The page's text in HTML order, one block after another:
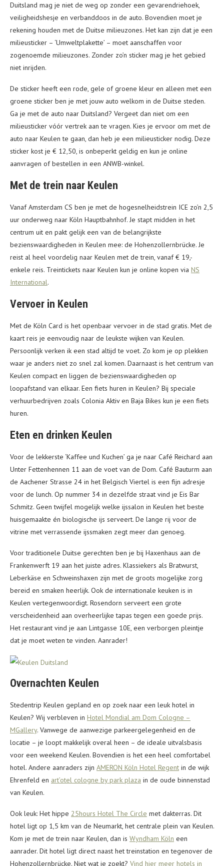
Duitsland mag je niet de weg op zonder een gevarendriehoek,
veiligheidshesje en verbanddoos in de auto. Bovendien moet je
rekening houden met de Duitse milieuzones. Het kan zijn dat je een
milieusticker – ‘Umweltplakette’ – moet aanschaffen voor
zogenoemde milieuzones. Zonder zo’n sticker mag je het gebied
niet inrijden.
De sticker heeft een rode, gele of groene kleur en alleen met een
groene sticker ben je met jouw auto welkom in de Duitse steden.
Ga je met de auto naar Duitsland? Vergeet dan niet om een
milieusticker vóór vertrek aan te vragen. Kies je ervoor om met de
auto naar Keulen te gaan, dan heb je een milieusticker nodig. Deze
sticker kost je € 12,50, is onbeperkt geldig en kun je online
aanvragen of bestellen in een ANWB-winkel.
Met de trein naar Keulen
Vanaf Amsterdam CS ben je met de hogesnelheidstrein ICE zo’n 2,5
uur onderweg naar Köln Hauptbahnhof. Je stapt midden in het
centrum uit en pakt gelijk een van de belangrijkste
bezienswaardigheden in Keulen mee: de Hohenzollernbrücke. Je
reist al heel voordelig naar Keulen met de trein, vanaf € 19,-
enkele reis. Treintickets naar Keulen kun je online kopen via NS
International.
Vervoer in Keulen
Met de Köln Card is het openbaar vervoer in de stad gratis. Met de
kaart reis je eenvoudig naar de leukste wijken van Keulen.
Persoonlijk verken ik een stad altijd te voet. Zo kom je op plekken
waar je anders niet zo snel zal komen. Daarnaast is het centrum van
Keulen compact en liggen de bezienswaardigheden op
loopafstand van elkaar. Een fiets huren in Keulen? Bij speciale
verhuurbedrijven zoals Colonia Aktiv en Baja Bikes kun je een fiets
huren.
Eten en drinken Keulen
Voor de lekkerste ‘Kaffee und Kuchen’ ga je naar Café Reichard aan
Unter Fettenhennen 11 aan de voet van de Dom. Café Bauturm aan
de Aachener Strasse 24 in het Belgisch Viertel is een fijn adresje
voor de lunch. Op nummer 34 in dezelfde straat vind je Eis Bar
Schmitz. Geen twijfel mogelijk welke ijssalon in Keulen het beste
huisgemaakte én biologische ijs serveert. De lange rij voor de
vitrine met verrassende ijssmaken zegt meer dan genoeg.
Voor traditionele Duitse gerechten ben je bij Haxenhaus aan de
Frankenwerft 19 aan het juiste adres. Klassiekers als Bratwurst,
Leberkäse en Schweinshaxen zijn met de groots mogelijke zorg
bereid en smaken heerlijk. Ook de internationale keuken is in
Keulen vertegenwoordigt. Rosendorn serveert een grote
verscheidenheid aan overheerlijke tapas tegen een goede prijs.
Het restaurant vind je aan Lintgasse 10E, een verborgen pleintje
dat je moet weten te vinden. Aanrader!
Overnachten Keulen
Stedentrip Keulen gepland en op zoek naar een leuk hotel in
Keulen? Wij verbleven in Hotel Mondial am Dom Cologne –
MGallery. Vanwege de aanwezige parkeergelegenheid en de
locatie – je loopt makkelijk overal heen – de ideale uitvalsbasis
voor een weekend Keulen. Bovendien is het een heel comfortabel
hotel. Andere aanraders zijn AMERON Köln Hotel Regent in de wijk
Ehrenfeld en art’otel cologne by park plaza in de oude binnenstad
van Keulen.
Ook leuk: Het hippe 25hours Hotel The Circle met dakterras. Dit
hotel ligt op 1,5 km van de Neumarkt, het centrale plein van Keulen.
Kom je met de trein naar Keulen, dan is Wyndham Köln een
aanrader. Dit hotel ligt direct naast het treinstation en tegenover de
Hohenzollernbrücke. Niet wat je zoekt? Vind hier meer hotels in